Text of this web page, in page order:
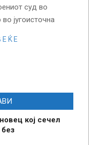
суд во
југоисточна
кој сечел